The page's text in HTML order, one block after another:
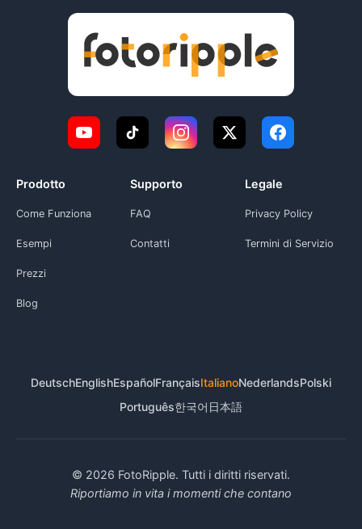
Prodotto
Come Funziona
Esempi
Prezzi
Blog
Supporto
FAQ
Contatti
Legale
Privacy Policy
Termini di Servizio
DeutschEnglishEspañolFrançaisItalianoNederlandsPolski
Português한국어 日本語
© 2026 FotoRipple. Tutti i diritti riservati.
Riportiamo in vita i momenti che contano